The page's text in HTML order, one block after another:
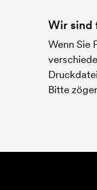
Wir sind
Wenn Sie
Bitte